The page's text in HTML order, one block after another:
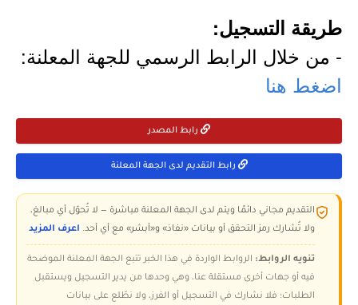
طريقة التسجيل:
- من خلال الرابط الرسمي للجهة المعلنة:
اضغط هنا
رابط المصدر
رابط التقديم لدى الجهة المعلنة
التقديم مجاني دائمًا ويتم لدى الجهة المعلنة مباشرة — لا تُحوّل أي مبالغ،
ولا تُشارك رمز التحقق أو بيانات «نفاذ» و«أبشر» مع أي أحد. اعرف المزيد
تنويه الروابط: الروابط الواردة في هذا الخبر تتبع الجهة المعلنة الموضحة
فيه أو جهات أخرى مستقلة عنا، وهي وحدها من يدير التسجيل ويستقبل
الطلبات؛ فلا نشارك في التسجيل أو الفرز، ولا نطّلع على بيانات